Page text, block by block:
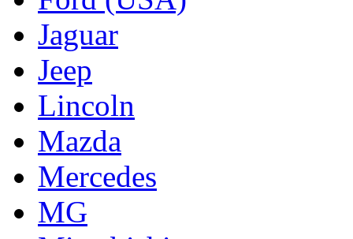
Jaguar
Jeep
Lincoln
Mazda
Mercedes
MG